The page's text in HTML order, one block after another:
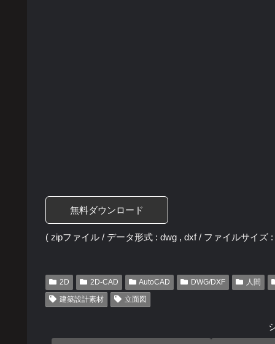
無料ダウンロード
( zipファイル / データ形式 : dwg , dxf / ファイルサイズ :
2D 2D-CAD AutoCAD DWG/DXF 人間
建築設計素材
立面図